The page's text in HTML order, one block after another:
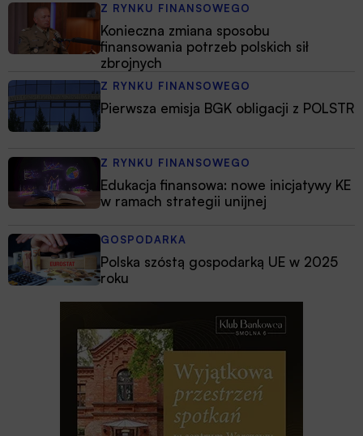
Z RYNKU FINANSOWEGO
Konieczna zmiana sposobu
finansowania potrzeb polskich sił
zbrojnych
Z RYNKU FINANSOWEGO
Pierwsza emisja BGK obligacji z POLSTR
Z RYNKU FINANSOWEGO
Edukacja finansowa: nowe inicjatywy KE
w ramach strategii unijnej
GOSPODARKA
Polska szóstą gospodarką UE w 2025
roku